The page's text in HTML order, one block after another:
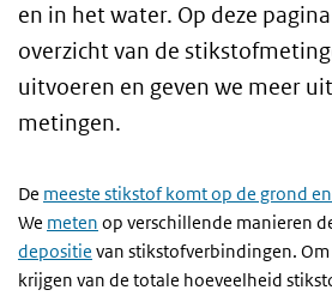
en in het water. Op deze
overzicht van de
uitvoeren en geven we meer
metingen.
De meeste stikstof komt op de grond
We meten op verschillende manieren
depositie van stikstofverbindingen.
krijgen van de totale hoeveelheid